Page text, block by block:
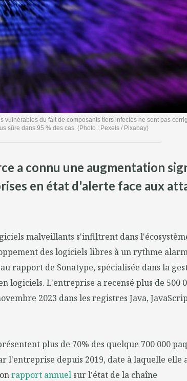
vulnérables du fait de composants tiers infectés ne sont pas
sûre dans 95 % des cas. (Photo : Pexels / Pixabay)
a connu une augmentation
en état d'alerte face aux
malveillants s'infiltrent dans
des logiciels libres à un rythme
rapport de Sonatype, spécialisée dans la
logiciels. L'entreprise a recensé plus de 500
2023 dans les registres Java,
plus de 70% des quelque 700 000
l'entreprise depuis 2019, date à laquelle elle
rapport annuel sur l'état de la chaîne